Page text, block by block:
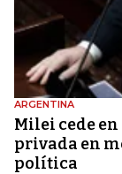
ARGENTINA
Milei cede
privada en
política